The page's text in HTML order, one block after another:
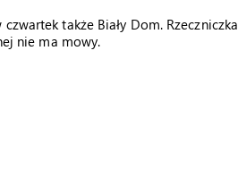
także Biały Dom. Rzeczniczka
nie ma mowy.